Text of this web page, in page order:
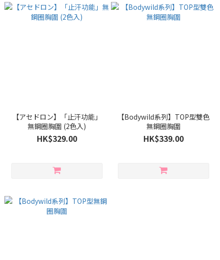
【アセドロン】「止汗功能」
無鋼圈胸圍 (2色入)
HK$329.00
【Bodywild系列】TOP型雙色
無鋼圈胸圍
HK$339.00